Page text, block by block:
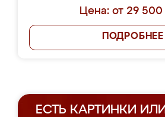
Цена: от 29 500
ПОДРОБНЕЕ
ЕСТЬ КАРТИНКИ